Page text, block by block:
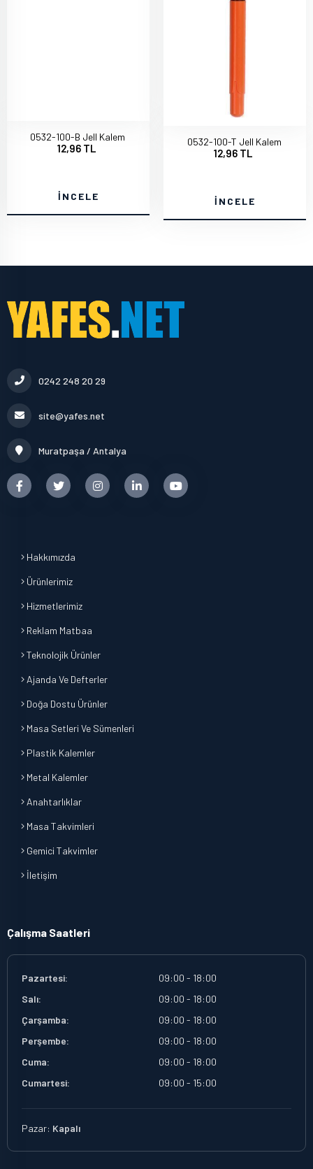
0532-100-B Jell Kalem
12,96 TL
İNCELE
0532-100-T Jell Kalem
12,96 TL
İNCELE
0242 248 20 29
site@yafes.net
Muratpaşa / Antalya
Hakkımızda
Ürünlerimiz
Hizmetlerimiz
Reklam Matbaa
Teknolojik Ürünler
Ajanda Ve Defterler
Doğa Dostu Ürünler
Masa Setleri Ve Sümenleri
Plastik Kalemler
Metal Kalemler
Anahtarlıklar
Masa Takvimleri
Gemici Takvimler
İletişim
Çalışma Saatleri
Pazartesi:
09:00 - 18:00
Salı:
09:00 - 18:00
Çarşamba:
09:00 - 18:00
Perşembe:
09:00 - 18:00
Cuma:
09:00 - 18:00
Cumartesi:
09:00 - 15:00
Pazar: Kapalı